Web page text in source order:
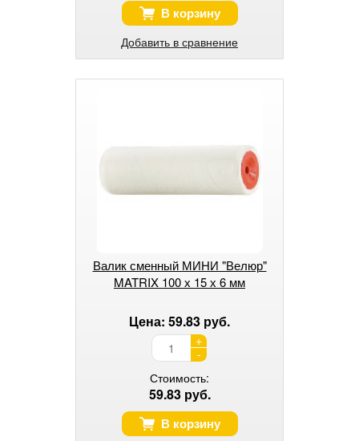
В корзину
Добавить в сравнение
Валик сменный МИНИ "Велюр"
MATRIX 100 х 15 х 6 мм
Цена: 59.83 руб.
+
-
Стоимость:
59.83 руб.
В корзину